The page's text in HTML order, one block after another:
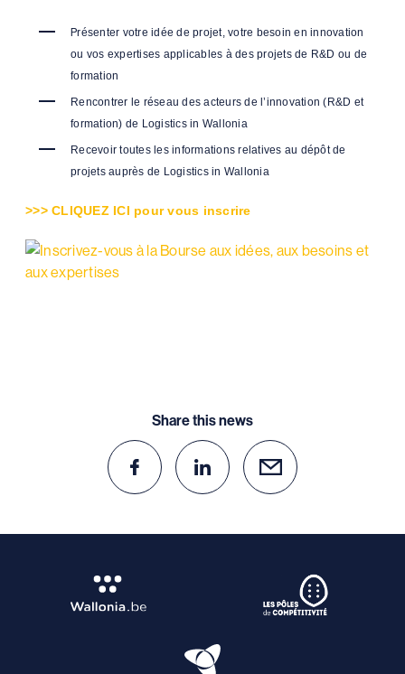
Présenter votre idée de projet, votre besoin en innovation
ou vos expertises applicables à des projets de R&D ou de
formation
Rencontrer le réseau des acteurs de l’innovation (R&D et
formation) de Logistics in Wallonia
Recevoir toutes les informations relatives au dépôt de
projets auprès de Logistics in Wallonia
>>> CLIQUEZ ICI pour vous inscrire
Share this news